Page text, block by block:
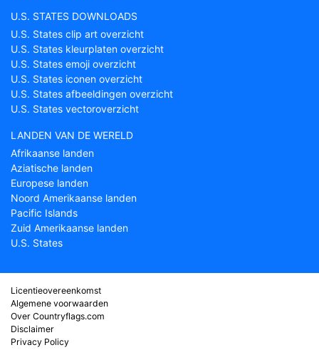
U.S. STATES DOWNLOADS
U.S. States clip art overzicht
U.S. States kleurplaten overzicht
U.S. States emoji overzicht
U.S. States iconen overzicht
U.S. States afbeeldingen overzicht
U.S. States vectoroverzicht
LANDEN VAN DE WERELD
Afrikaanse landen
Aziatische landen
Europese landen
Noord Amerikaanse landen
Pacific Islands
Zuid Amerikaanse landen
U.S. States
Licentieovereenkomst
Algemene voorwaarden
Over Countryflags.com
Disclaimer
Privacy Policy